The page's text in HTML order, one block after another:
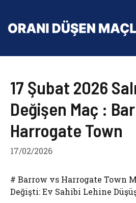
17 Şubat 2026
Değişen Maç :
Harrogate Town
17/02/2026
# Barrow vs Harrogate Town
Değişti: Ev Sahibi Lehine